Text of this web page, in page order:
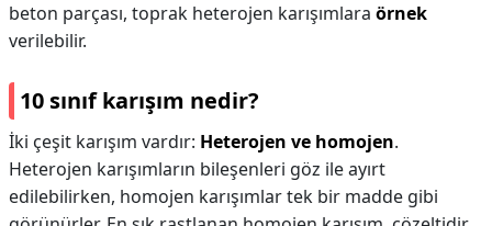
beton parçası, toprak heterojen karışımlara örnek
verilebilir.
10 sınıf karışım nedir?
İki çeşit karışım vardır: Heterojen ve homojen.
Heterojen karışımların bileşenleri göz ile ayırt
edilebilirken, homojen karışımlar tek bir madde gibi